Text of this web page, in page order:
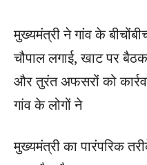
मुख्यमंत्री ने गांव के
चौपाल लगाई, खाट पर
और तुरंत अफसरों को
गांव के लोगों ने
मुख्यमंत्री का पारंपरिक